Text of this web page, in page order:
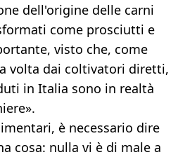
dell'origine delle carni
come prosciutti e
visto che, come
volta dai coltivatori diretti,
in Italia sono in realtà
è necessario dire
cosa: nulla vi è di male a